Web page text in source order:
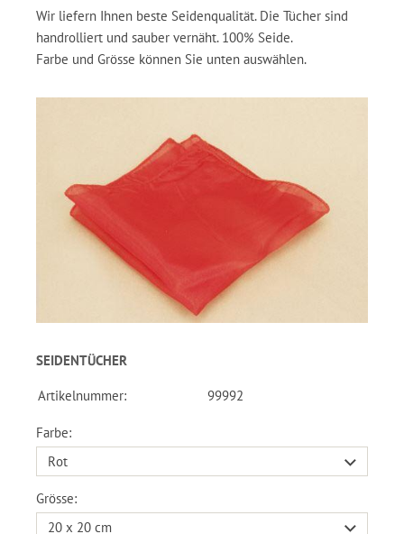
Wir liefern Ihnen beste Seidenqualität. Die Tücher sind
handrolliert und sauber vernäht. 100% Seide.
Farbe und Grösse können Sie unten auswählen.
SEIDENTÜCHER
Artikelnummer: 99992
Farbe:
Grösse: